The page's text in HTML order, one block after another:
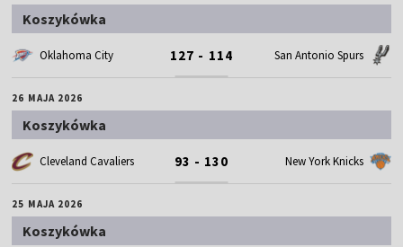
Koszykówka
Oklahoma City 127 - 114 San Antonio Spurs
26 MAJA 2026
Koszykówka
Cleveland Cavaliers 93 - 130 New York Knicks
25 MAJA 2026
Koszykówka